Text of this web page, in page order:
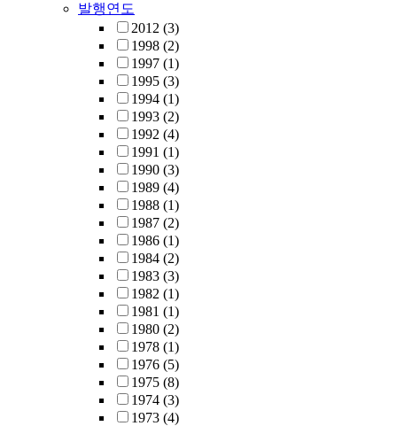
발행연도
2012 (3)
1998 (2)
1997 (1)
1995 (3)
1994 (1)
1993 (2)
1992 (4)
1991 (1)
1990 (3)
1989 (4)
1988 (1)
1987 (2)
1986 (1)
1984 (2)
1983 (3)
1982 (1)
1981 (1)
1980 (2)
1978 (1)
1976 (5)
1975 (8)
1974 (3)
1973 (4)